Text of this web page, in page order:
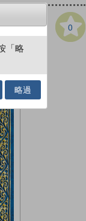
0
「略
略過